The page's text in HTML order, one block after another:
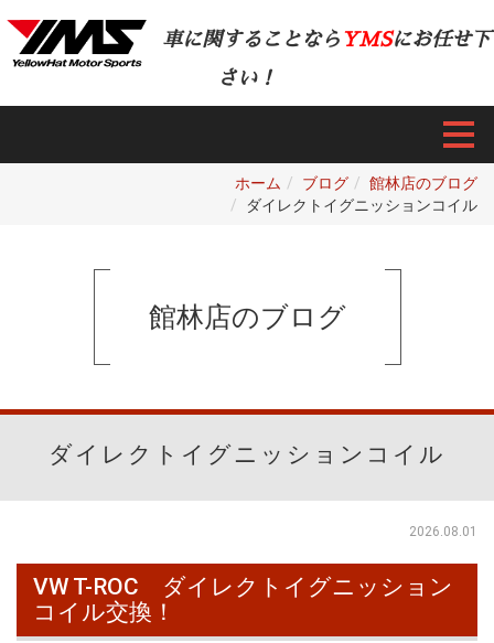
車に関することなら YMSにお任せ下
さい！
ホーム ブログ
館林店のブログ
ダイレクトイグニッションコイル
館林店のブログ
ダイレクトイグニッションコイル
2026.08.01
VW T-ROC ダイレクトイグニッション
コイル交換！